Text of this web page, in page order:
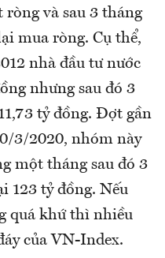
và sau 3 tháng
mua ròng. Cụ thể,
nhà đầu tư nước
nhưng sau đó 3
tỷ đồng. Đợt gần
3/2020, nhóm này
một tháng sau đó 3
123 tỷ đồng. Nếu
quá khứ thì nhiều
của VN-Index.